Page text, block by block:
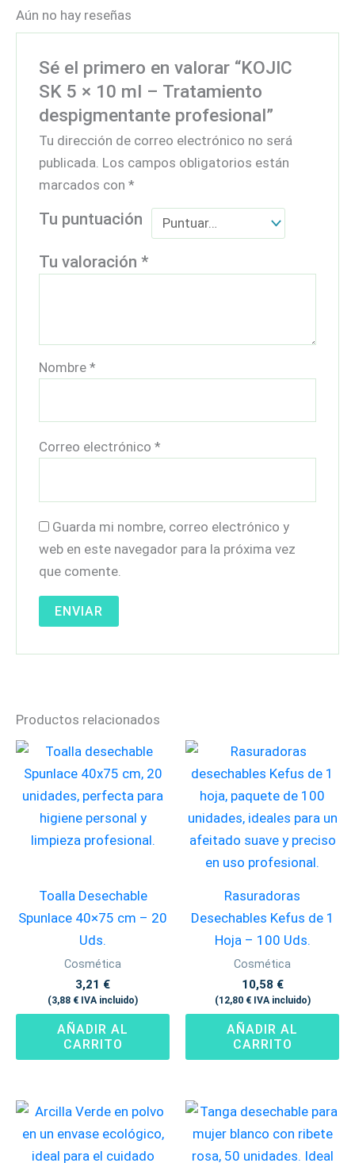
Aún no hay reseñas
Sé el primero en valorar “KOJIC
SK 5 × 10 ml – Tratamiento
despigmentante profesional”
Tu dirección de correo electrónico no será
publicada. Los campos obligatorios están
marcados con*
Tu puntuación
Tu valoración*
Nombre*
Correo electrónico*
Guarda mi nombre, correo electrónico y
web en este navegador para la próxima vez
que comente.
Productos relacionados
Toalla Desechable
Spunlace 40×75 cm – 20
Uds.
Cosmética
3,21 €
(3,88 € IVA incluido)
AÑADIR AL
CARRITO
Rasuradoras
Desechables Kefus de 1
Hoja – 100 Uds.
Cosmética
10,58 €
(12,80 €IVA incluido)
AÑADIR AL
CARRITO